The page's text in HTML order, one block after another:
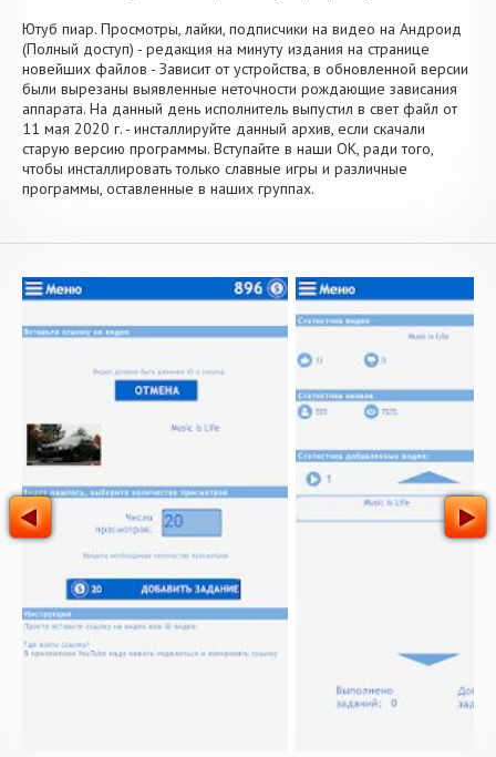
Ютуб пиар. Просмотры, лайки, подписчики на видео на Андроид
(Полный доступ) - редакция на минуту издания на странице
новейших файлов - Зависит от устройства, в обновленной версии
были вырезаны выявленные неточности рождающие зависания
аппарата. На данный день исполнитель выпустил в свет файл от
11 мая 2020 г. - инсталлируйте данный архив, если скачали
старую версию программы. Вступайте в наши OK, ради того,
чтобы инсталлировать только славные игры и различные
программы, оставленные в наших группах.